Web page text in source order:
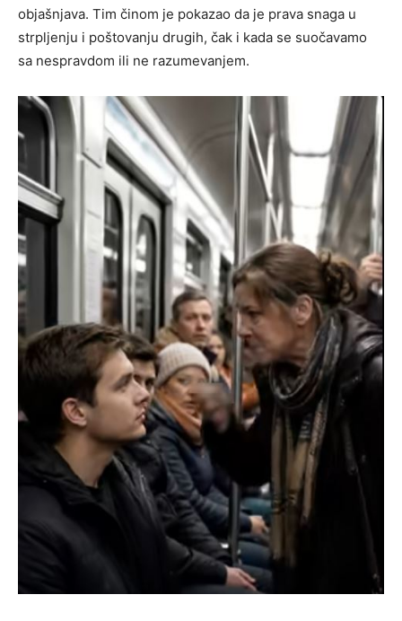
objašnjava. Tim činom je pokazao da je prava snaga u
strpljenju i poštovanju drugih, čak i kada se suočavamo
sa nespravdom ili ne razumevanjem.